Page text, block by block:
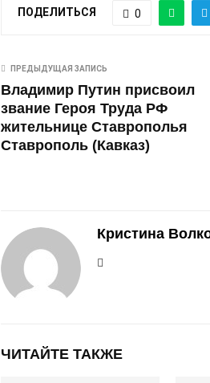
ПОДЕЛИТЬСЯ 0
ПРЕДЫДУЩАЯ ЗАПИСЬ
Владимир Путин присвоил
звание Героя Труда РФ
жительнице Ставрополья
Ставрополь (Кавказ)
Кристина
ЧИТАЙТЕ ТАКЖЕ